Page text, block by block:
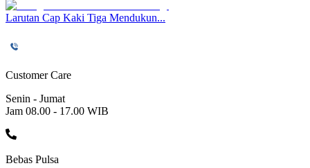
Larutan Cap Kaki Tiga Mendukun...
Customer Care
Senin - Jumat
Jam 08.00 - 17.00 WIB
Bebas Pulsa